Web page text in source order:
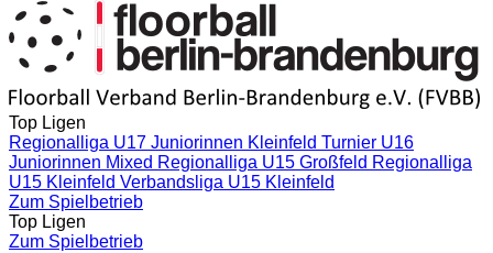
Top Ligen
Regionalliga U17 Juniorinnen Kleinfeld Turnier U16
Juniorinnen Mixed Regionalliga U15 Großfeld Regionalliga
U15 Kleinfeld Verbandsliga U15 Kleinfeld
Zum Spielbetrieb
Top Ligen
Zum Spielbetrieb